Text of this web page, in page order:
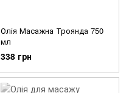
Олія Масажна Троянда 750
мл
338 грн